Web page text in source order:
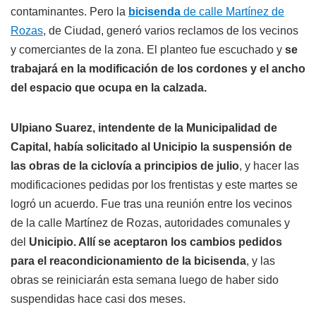
contaminantes. Pero la bicisenda de calle Martínez de
Rozas, de Ciudad, generó varios reclamos de los vecinos
y comerciantes de la zona. El planteo fue escuchado y se
trabajará en la modificación de los cordones y el ancho
del espacio que ocupa en la calzada.
Ulpiano Suarez, intendente de la Municipalidad de
Capital, había solicitado al Unicipio la suspensión de
las obras de la ciclovía a principios de julio, y hacer las
modificaciones pedidas por los frentistas y este martes se
logró un acuerdo. Fue tras una reunión entre los vecinos
de la calle Martínez de Rozas, autoridades comunales y
del Unicipio. Allí se aceptaron los cambios pedidos
para el reacondicionamiento de la bicisenda, y las
obras se reiniciarán esta semana luego de haber sido
suspendidas hace casi dos meses.